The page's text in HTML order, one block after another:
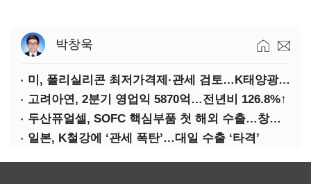
박창욱
미, 폴리실리콘 최저가격제·관세 검토…K태양광 입지 확대 기대
고려아연, 2분기 영업익 5870억…전년비 126.8%↑
두산퓨얼셀, SOFC 핵심부품 첫 해외 수출…창사 이래 최대 규모
일본, K철강에 ‘관세 폭탄’…대일 수출 ‘타격’